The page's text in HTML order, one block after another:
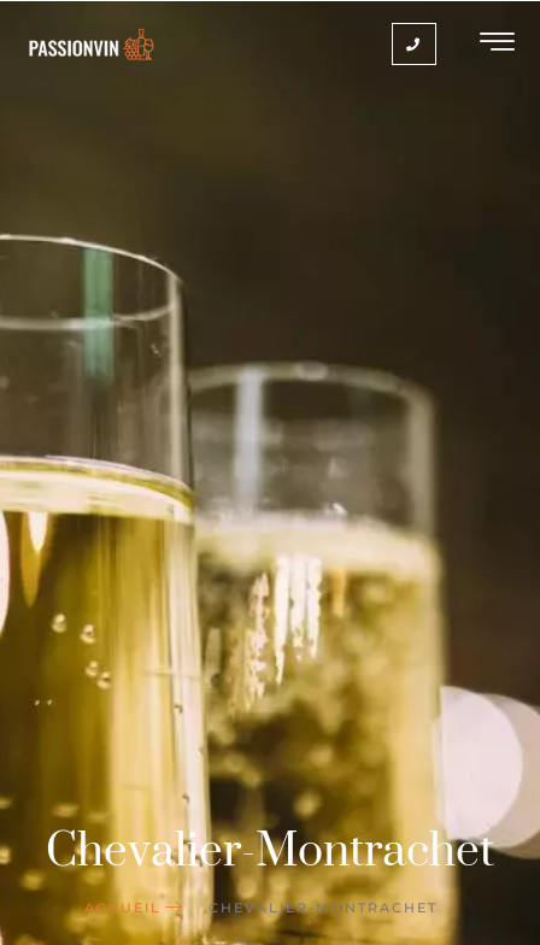
Chevalier-Montrachet
ACCUEIL CHEVALIER-MONTRACHET